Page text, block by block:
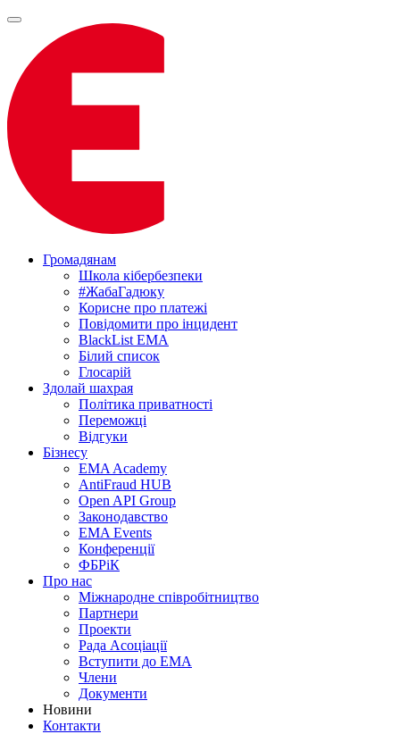
Громадянам
Школа кібербезпеки
#ЖабаГадюку
Корисне про платежі
Повідомити про інцидент
BlackList EMA
Білий список
Глосарій
Здолай шахрая
Політика приватності
Переможцi
Відгуки
Бізнесу
EMA Academy
AntiFraud HUB
Open API Group
Законодавство
EMA Events
Конференції
ФБРіК
Про нас
Міжнародне співробітництво
Партнери
Проекти
Рада Асоціації
Вступити до ЕМА
Члени
Документи
Новини
Контакти